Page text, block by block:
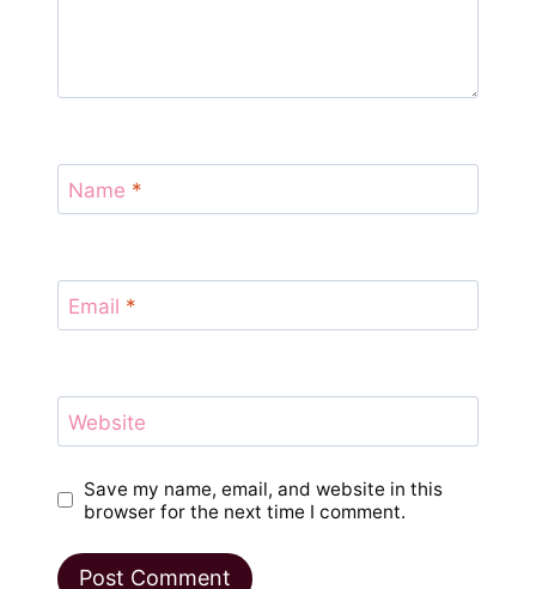
Name *
Email *
Website
Save my name, email, and website in this
browser for the next time I comment.